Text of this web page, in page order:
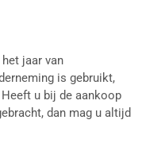
jaar van
is gebruikt,
u bij de aankoop
dan mag u altijd